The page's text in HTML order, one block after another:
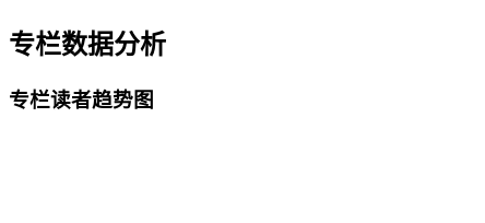
专栏数据分析
专栏读者趋势图